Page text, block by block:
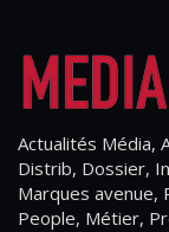
Actualités Média,
Distrib, Dossier,
Marques avenue,
People, Métier,